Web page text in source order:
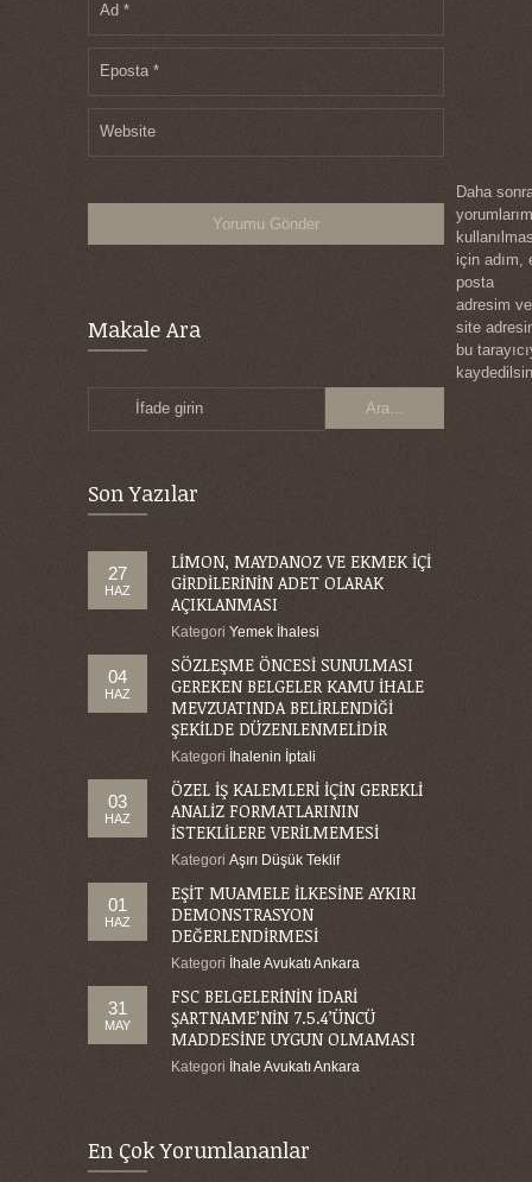
Ad *
Eposta *
Website
Daha
için adım,
posta
adresim ve
site
bu
Makale Ara
İfade girin
Son Yazılar
27
HAZ
LİMON, MAYDANOZ VE EKMEK İÇİ
GİRDİLERİNİN ADET OLARAK
AÇIKLANMASI
Kategori Yemek İhalesi
04
HAZ
SÖZLEŞME ÖNCESİ SUNULMASI
GEREKEN BELGELER KAMU İHALE
MEVZUATINDA BELİRLENDİĞİ
ŞEKİLDE DÜZENLENMELİDİR
Kategori İhalenin İptali
03
HAZ
ÖZEL İŞ KALEMLERİ İÇİN GEREKLİ
ANALİZ FORMATLARININ
İSTEKLİLERE VERİLMEMESİ
Kategori Aşırı Düşük Teklif
01
HAZ
EŞİT MUAMELE İLKESİNE AYKIRI
DEMONSTRASYON
DEĞERLENDİRMESİ
Kategori İhale Avukatı Ankara
31
MAY
FSC BELGELERİNİN İDARİ
ŞARTNAME’NİN 7.5.4’ÜNCÜ
MADDESİNE UYGUN OLMAMASI
Kategori İhale Avukatı Ankara
En Çok Yorumlananlar